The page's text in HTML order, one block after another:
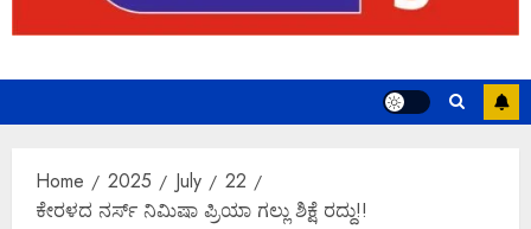
Home 2025 July
22
ಕೇರಳದ ನರ್ಸ್ ನಿಮಿಷಾ ಪ್ರಿಯಾ ಗಲ್ಲು ಶಿಕ್ಷೆ ರದ್ದು!!